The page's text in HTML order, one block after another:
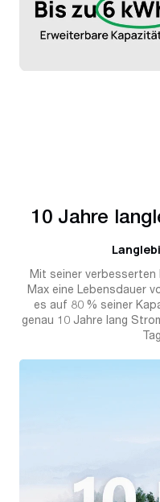
10 Jahre
Mit seiner verbesserten
Max eine Lebensdauer
es auf 80 % seiner
genau 10 Jahre lang